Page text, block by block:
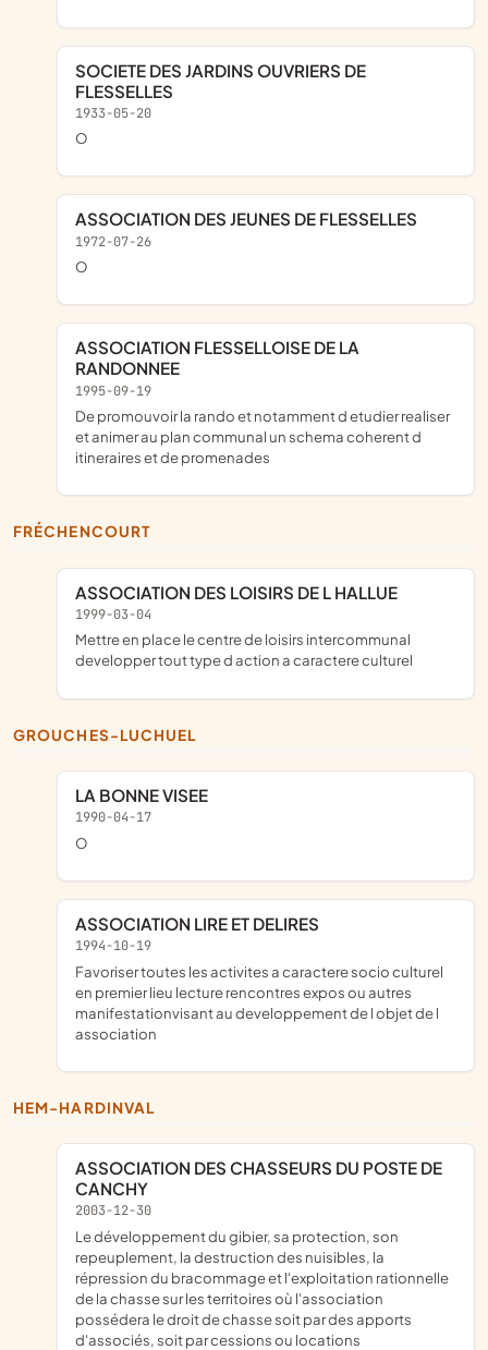
SOCIETE DES JARDINS OUVRIERS DE
FLESSELLES
1933-05-20
o
ASSOCIATION DES JEUNES DE FLESSELLES
1972-07-26
o
ASSOCIATION FLESSELLOISE DE LA
RANDONNEE
1995-09-19
de promouvoir la rando et notamment d etudier realiser
et animer au plan communal un schema coherent d
itineraires et de promenades
FRÉCHENCOURT
ASSOCIATION DES LOISIRS DE L HALLUE
1999-03-04
mettre en place le centre de loisirs intercommunal
developper tout type d action a caractere culturel
GROUCHES-LUCHUEL
LA BONNE VISEE
1990-04-17
o
ASSOCIATION LIRE ET DELIRES
1994-10-19
favoriser toutes les activites a caractere socio culturel
en premier lieu lecture rencontres expos ou autres
manifestationvisant au developpement de l objet de l
association
HEM-HARDINVAL
ASSOCIATION DES CHASSEURS DU POSTE DE
CANCHY
2003-12-30
le développement du gibier, sa protection, son
repeuplement, la destruction des nuisibles, la
répression du bracommage et l'exploitation rationnelle
de la chasse sur les territoires où l'association
possédera le droit de chasse soit par des apports
d'associés, soit par cessions ou locations